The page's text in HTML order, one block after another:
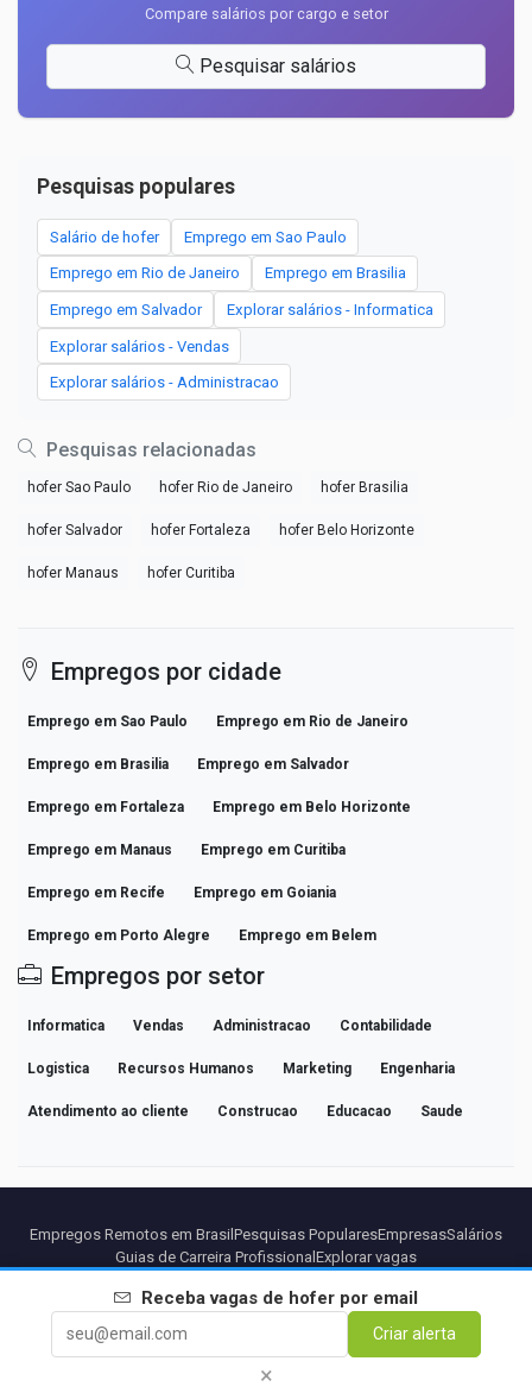
Compare salários por cargo e setor
Pesquisar salários
Pesquisas populares
Salário de hofer Emprego em Sao Paulo
Emprego em Rio de Janeiro Emprego em Brasilia
Emprego em Salvador Explorar salários - Informatica
Explorar salários - Vendas
Explorar salários - Administracao
Pesquisas relacionadas
hofer Sao Paulo hofer Rio de Janeiro hofer Brasilia
hofer Salvador hofer Fortaleza hofer Belo Horizonte
hofer Manaus hofer Curitiba
Empregos por cidade
Emprego em Sao Paulo Emprego em Rio de Janeiro
Emprego em Brasilia Emprego em Salvador
Emprego em Fortaleza Emprego em Belo Horizonte
Emprego em Manaus Emprego em Curitiba
Emprego em Recife Emprego em Goiania
Emprego em Porto Alegre Emprego em Belem
Empregos por setor
Informatica Vendas Administracao Contabilidade
Logistica Recursos Humanos Marketing Engenharia
Atendimento ao cliente Construcao Educacao Saude
Receba vagas de hofer por email
Criar alerta
×
Empregos Remotos em Brasil Pesquisas PopularesEmpresasSalários
Guias de Carreira Profissional Explorar vagas
ParceirosAviso legalPrivacidadeTermosTermos Premium
Cancelar Premium
Contato
© 2026 BEBEE PLATFORM SL - ID ESB84471838